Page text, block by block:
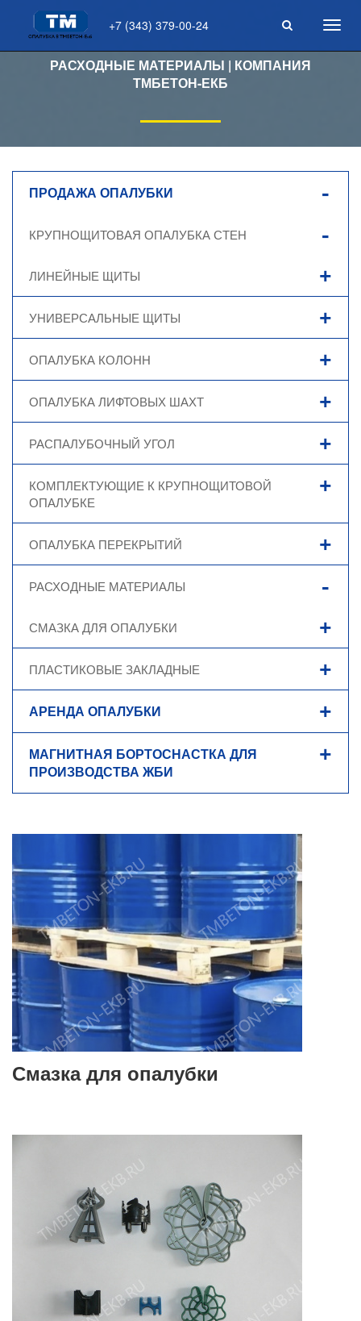
+7 (343) 379-00-24
РАСХОДНЫЕ МАТЕРИАЛЫ | КОМПАНИЯ
ТМБЕТОН-ЕКБ
ПРОДАЖА ОПАЛУБКИ
КРУПНОЩИТОВАЯ ОПАЛУБКА СТЕН
ЛИНЕЙНЫЕ ЩИТЫ
УНИВЕРСАЛЬНЫЕ ЩИТЫ
ОПАЛУБКА КОЛОНН
ОПАЛУБКА ЛИФТОВЫХ ШАХТ
РАСПАЛУБОЧНЫЙ УГОЛ
КОМПЛЕКТУЮЩИЕ К КРУПНОЩИТОВОЙ
ОПАЛУБКЕ
ОПАЛУБКА ПЕРЕКРЫТИЙ
РАСХОДНЫЕ МАТЕРИАЛЫ
СМАЗКА ДЛЯ ОПАЛУБКИ
ПЛАСТИКОВЫЕ ЗАКЛАДНЫЕ
АРЕНДА ОПАЛУБКИ
МАГНИТНАЯ БОРТОСНАСТКА ДЛЯ
ПРОИЗВОДСТВА ЖБИ
Смазка для опалубки